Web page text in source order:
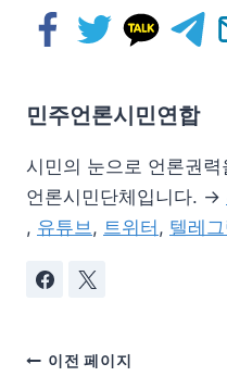
민주언론시민연합
시민의 눈으로 언론권
언론시민단체입니다. →
, 유튜브, 트위터 , 텔레
이전 페이지